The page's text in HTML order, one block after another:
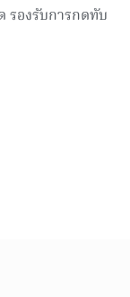
รองรับการกดทับ